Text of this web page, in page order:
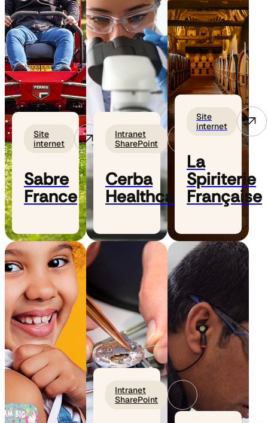
Site
internet
Sabre
France
Intranet
SharePoint
Cerba
Healthcare
Site
internet
La
Spiriterie
Française
Intranet
SharePoint